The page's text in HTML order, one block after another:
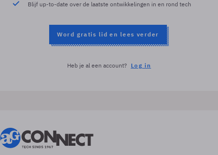
Blijf up-to-date over de laatste ontwikkelingen in en rond tech
Word gratis lid en lees verder
Heb je al een account? Log in